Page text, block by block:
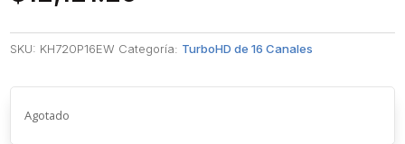
SKU: KH720P16EW Categoría: TurboHD de 16 Canales
Agotado